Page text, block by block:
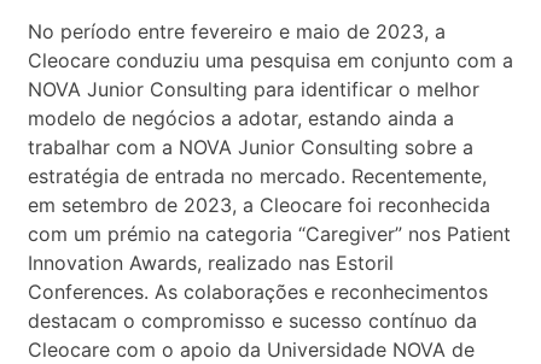
No período entre fevereiro e maio de 2023, a
Cleocare conduziu uma pesquisa em conjunto com a
NOVA Junior Consulting para identificar o melhor
modelo de negócios a adotar, estando ainda a
trabalhar com a NOVA Junior Consulting sobre a
estratégia de entrada no mercado. Recentemente,
em setembro de 2023, a Cleocare foi reconhecida
com um prémio na categoria “Caregiver” nos Patient
Innovation Awards, realizado nas Estoril
Conferences. As colaborações e reconhecimentos
destacam o compromisso e sucesso contínuo da
Cleocare com o apoio da Universidade NOVA de